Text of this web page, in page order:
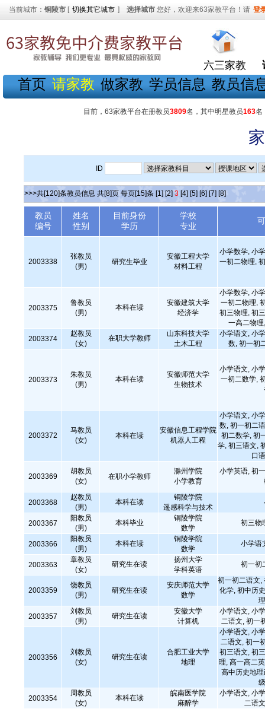
当前城市： 铜陵市 [ 切换其它城市 ] 选择城市 您好，欢迎来63家教平台！请 登
六三家教
首页 请家教 做家教 学员信息 教员信
目前，63家教平台在册教员3809名，其中明星教员163名
ID
>>>共[120]条教员信息 共[8]页 每页[15]条 [1] [2] 3 [4] [5] [6] [7] [8]
教员
编号
姓名
性别
目前身份
学历
学校
专业
2003338
张教员
(男)
研究生毕业
安徽工程大学
材料工程
小学数学, 小
一初二物理,
2003375
鲁教员
(男)
本科在读
安徽建筑大学
经济学
小学数学, 小
一初二物理,
初三物理, 初
一高二物
2003374
赵教员
(女)
在职大学教师
山东科技大学
土木工程
小学语文, 小
数, 初一初
2003373
朱教员
(男)
本科在读
安徽师范大学
生物技术
小学语文, 小
一初二数学,
2003372
马教员
(女)
本科在读
安徽信息工程学院
机器人工程
小学语文, 小
数, 初一初二
初二数学, 初
学, 初三语文,
口
2003369
胡教员
(女)
在职小学教师
滁州学院
小学教育
小学英语, 初
2003368
赵教员
(男)
本科在读
铜陵学院
遥感科学与技术
2003367
阳教员
(男)
本科毕业
铜陵学院
数学
初三物
2003366
阳教员
(男)
本科在读
铜陵学院
数学
小学语
2003363
章教员
(女)
研究生在读
扬州大学
学科英语
初一初
2003359
饶教员
(男)
研究生在读
安庆师范大学
数学
初一初二语文,
化学, 初中历
2003357
刘教员
(男)
研究生在读
安徽大学
计算机
小学语文, 小
二语文, 初一
2003356
刘教员
(女)
研究生在读
合肥工业大学
地理
小学语文, 小
二语文, 初一
初三语文, 初
理, 高一高二
高中历史地
2003354
周教员
(女)
本科在读
皖南医学院
麻醉学
小学语文, 小
二语